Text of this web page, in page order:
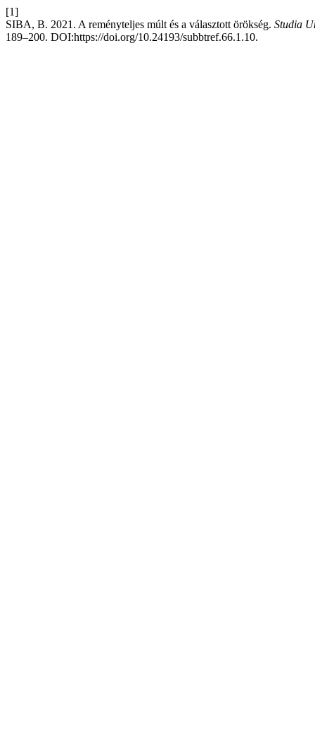
[1]
SIBA, B. 2021. A reményteljes múlt és a választott örökség. Studia
189–200. DOI:https://doi.org/10.24193/subbtref.66.1.10.